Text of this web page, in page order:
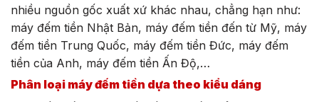
nhiều nguồn gốc xuất xứ khác nhau, chẳng hạn như:
máy đếm tiền Nhật Bản, máy đếm tiền đến từ Mỹ, máy
đếm tiền Trung Quốc, máy đếm tiền Đức, máy đếm
tiền của Anh, máy đếm tiền Ấn Độ,…
Phân loại máy đếm tiền dựa theo kiểu dáng